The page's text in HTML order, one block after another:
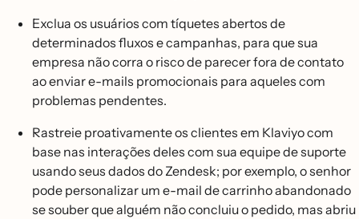
Exclua os usuários com tíquetes abertos de
determinados fluxos e campanhas, para que sua
empresa não corra o risco de parecer fora de contato
ao enviar e-mails promocionais para aqueles com
problemas pendentes.
Rastreie proativamente os clientes em Klaviyo com
base nas interações deles com sua equipe de suporte
usando seus dados do Zendesk; por exemplo, o senhor
pode personalizar um e-mail de carrinho abandonado
se souber que alguém não concluiu o pedido, mas abriu